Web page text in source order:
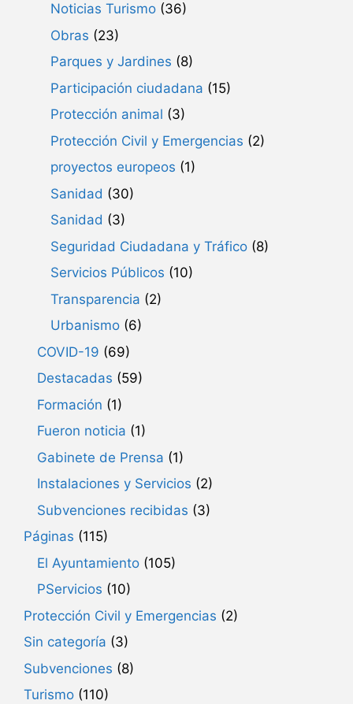
Noticias Turismo (36)
Obras (23)
Parques y Jardines (8)
Participación ciudadana (15)
Protección animal (3)
Protección Civil y Emergencias (2)
proyectos europeos (1)
Sanidad (30)
Sanidad (3)
Seguridad Ciudadana y Tráfico (8)
Servicios Públicos (10)
Transparencia (2)
Urbanismo (6)
COVID-19 (69)
Destacadas (59)
Formación (1)
Fueron noticia (1)
Gabinete de Prensa (1)
Instalaciones y Servicios (2)
Subvenciones recibidas (3)
Páginas (115)
El Ayuntamiento (105)
PServicios (10)
Protección Civil y Emergencias (2)
Sin categoría (3)
Subvenciones (8)
Turismo (110)